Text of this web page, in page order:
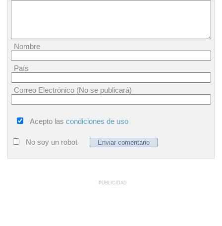
Nombre
País
Correo Electrónico (No se publicará)
Acepto las condiciones de uso
No soy un robot
PUBLICIDAD